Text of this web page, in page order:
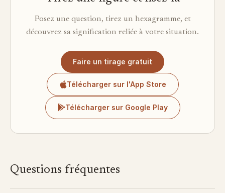
Posez une question, tirez un hexagramme, et
découvrez sa signification reliée à votre situation.
Faire un tirage gratuit
Télécharger sur l'App Store
Télécharger sur Google Play
Questions fréquentes